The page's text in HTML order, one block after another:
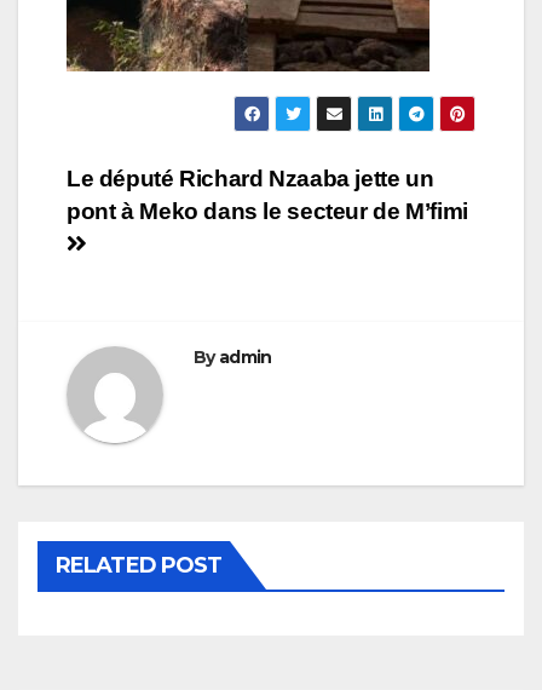
Navigation
de
Le député Richard Nzaaba jette un
pont à Meko dans le secteur de M’fimi
Byadmin
RELATED POST